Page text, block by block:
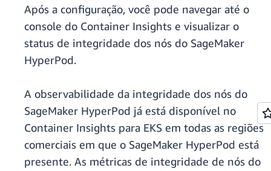
Após a configuração, você pode navegar até o
console do Container Insights e visualizar o
status de integridade dos nós do SageMaker
HyperPod.
A observabilidade da integridade dos nós do
SageMaker HyperPod já está disponível no
Container Insights para EKS em todas as regiões
comerciais em que o SageMaker HyperPod está
presente. As métricas de integridade de nós do